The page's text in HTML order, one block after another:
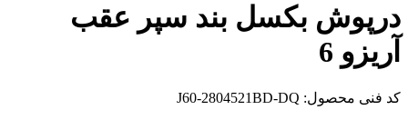
درپوش بکسل بند سپر عقب
آریزو 6
کد فنی محصول: J60-2804521BD-DQ